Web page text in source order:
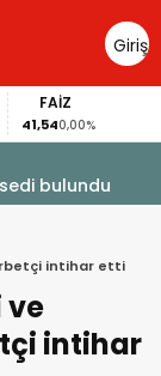
Giriş
Yap
FAİZ
41,540,00%
bulundu
intihar etti
ve
intihar